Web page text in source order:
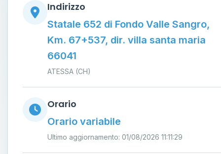
Indirizzo
Statale 652 di Fondo Valle Sangro,
Km. 67+537, dir. villa santa maria
66041
ATESSA (CH)
Orario
Orario variabile
Ultimo aggiornamento: 01/08/2026 11:11:29